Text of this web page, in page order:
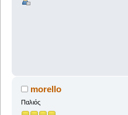
morello
Παλιός